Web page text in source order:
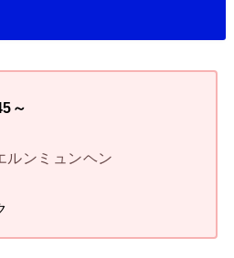
～
ルンミュンヘン